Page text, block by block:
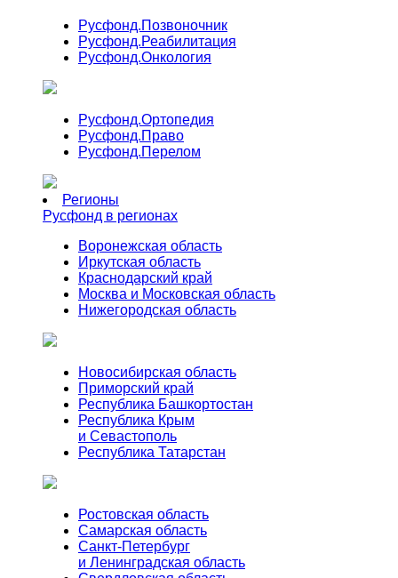
Русфонд.Позвоночник
Русфонд.Реабилитация
Русфонд.Онкология
Русфонд.Ортопедия
Русфонд.Право
Русфонд.Перелом
Регионы
Русфонд в регионах
Воронежская область
Иркутская область
Краснодарский край
Москва и Московская область
Нижегородская область
Новосибирская область
Приморский край
Республика Башкортостан
Республика Крым
и Севастополь
Республика Татарстан
Ростовская область
Самарская область
Санкт-Петербург
и Ленинградская область